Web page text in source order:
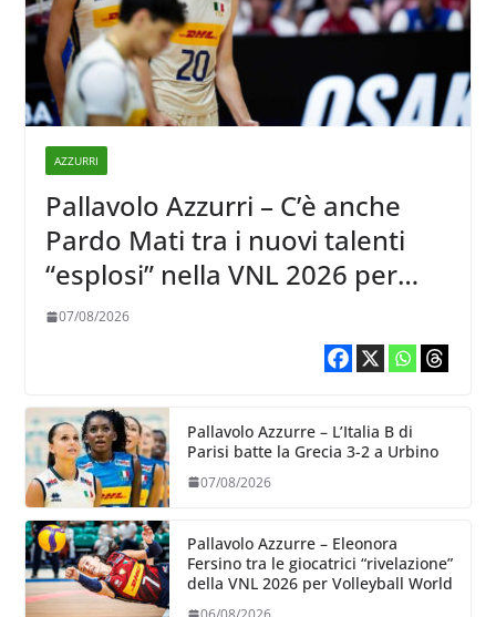
AZZURRI
Pallavolo Azzurri – C’è anche
Pardo Mati tra i nuovi talenti
“esplosi” nella VNL 2026 per
Volleyball World
07/08/2026
Pallavolo Azzurre – L’Italia B di
Parisi batte la Grecia 3-2 a Urbino
07/08/2026
Pallavolo Azzurre – Eleonora
Fersino tra le giocatrici “rivelazione”
della VNL 2026 per Volleyball World